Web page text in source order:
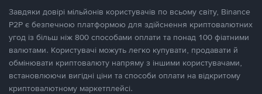
Завдяки довірі мільйонів користувачів по всьому світу, Binance
P2P є безпечною платформою для здійснення криптовалютних
угод із більш ніж 800 способами оплати та понад 100 фіатними
валютами. Користувачі можуть легко купувати, продавати й
обмінювати криптовалюту напряму з іншими користувачами,
встановлюючи вигідні ціни та способи оплати на відкритому
криптовалютному маркетплейсі.